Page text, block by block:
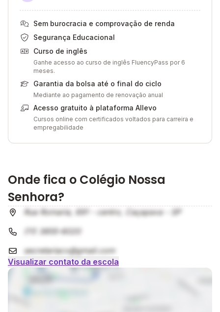
Sem burocracia e comprovação de renda
Segurança Educacional
Curso de inglês
Ganhe acesso ao curso de inglês FluencyPass por 6
meses.
Garantia da bolsa até o final do ciclo
Mediante ao pagamento de renovação anual
Acesso gratuito à plataforma Allevo
Cursos online com certificados voltados para carreira e
empregabilidade
Onde fica o Colégio Nossa
Senhora?
Rua Romaria, 691 - centro, Caçapava - SP
(11) 3855-6020
secretariacv@gmail.com
Visualizar contato da escola